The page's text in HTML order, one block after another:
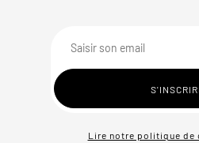
Lire notre politique